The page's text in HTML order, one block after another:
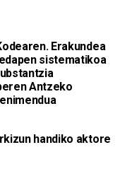
Erakundea
sistematikoa
Antzeko
handiko aktore